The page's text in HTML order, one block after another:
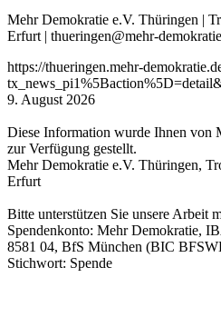
Mehr Demokratie e.V. Thüringen |
Erfurt | thueringen@mehr-
https://thueringen.mehr-
9. August 2026
Diese Information wurde Ihnen von
zur Verfügung gestellt.
Mehr Demokratie e.V. Thüringen,
Erfurt
Bitte unterstützen Sie unsere Arbeit
Spendenkonto: Mehr Demokratie,
8581 04, BfS München (BIC
Stichwort: Spende